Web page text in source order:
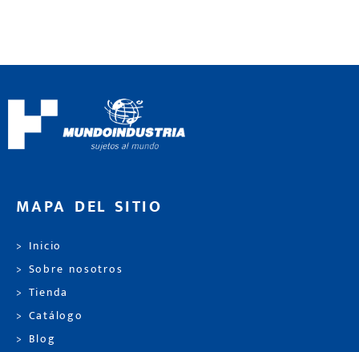
MAPA DEL SITIO
> Inicio
> Sobre nosotros
> Tienda
> Catálogo
> Blog